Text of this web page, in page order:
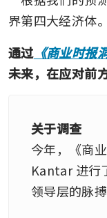
界第四大经济体
通过《商业时报
未来，在应对前
关于调查
今年，《商
Kantar 进行
领导层的脉搏